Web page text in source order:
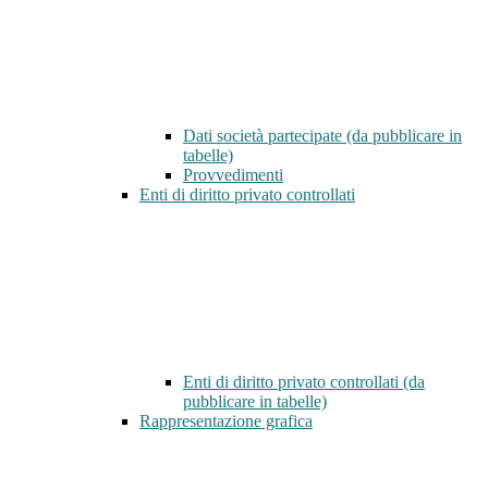
Dati società partecipate (da pubblicare in
tabelle)
Provvedimenti
Enti di diritto privato controllati
Enti di diritto privato controllati (da
pubblicare in tabelle)
Rappresentazione grafica